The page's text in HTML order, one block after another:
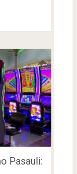
Pasauli: